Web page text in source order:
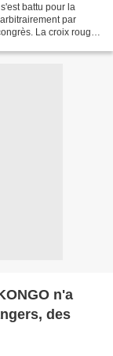
battu pour la
par
La croix rouge
n'a
des